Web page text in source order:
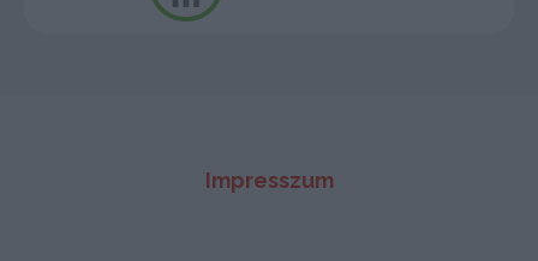
Impresszum